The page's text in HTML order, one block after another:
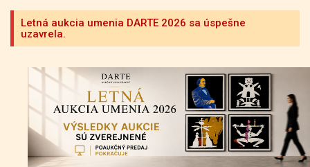
Letná aukcia umenia DARTE 2026 sa úspešne
uzavrela.